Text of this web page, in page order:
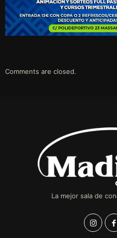
Comments are closed.
La mejor sala de